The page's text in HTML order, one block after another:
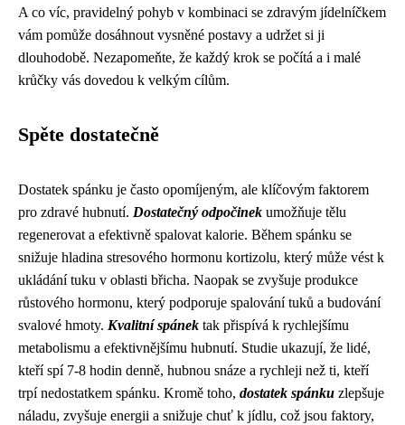
A co víc, pravidelný pohyb v kombinaci se zdravým jídelníčkem
vám pomůže dosáhnout vysněné postavy a udržet si ji
dlouhodobě. Nezapomeňte, že každý krok se počítá a i malé
krůčky vás dovedou k velkým cílům.
Spěte dostatečně
Dostatek spánku je často opomíjeným, ale klíčovým faktorem
pro zdravé hubnutí. Dostatečný odpočinek umožňuje tělu
regenerovat a efektivně spalovat kalorie. Během spánku se
snižuje hladina stresového hormonu kortizolu, který může vést k
ukládání tuku v oblasti břicha. Naopak se zvyšuje produkce
růstového hormonu, který podporuje spalování tuků a budování
svalové hmoty. Kvalitní spánek tak přispívá k rychlejšímu
metabolismu a efektivnějšímu hubnutí. Studie ukazují, že lidé,
kteří spí 7-8 hodin denně, hubnou snáze a rychleji než ti, kteří
trpí nedostatkem spánku. Kromě toho, dostatek spánku zlepšuje
náladu, zvyšuje energii a snižuje chuť k jídlu, což jsou faktory,